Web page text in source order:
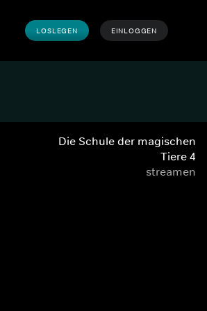
LOSLEGEN EINLOGGEN
Die Schule der magischen
Tiere 4
streamen